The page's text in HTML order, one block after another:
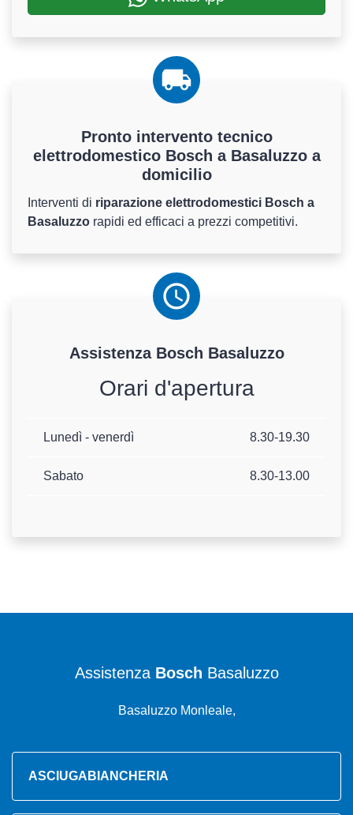
Pronto intervento tecnico
elettrodomestico Bosch a Basaluzzo a
domicilio
Interventi di riparazione elettrodomestici Bosch a
Basaluzzo rapidi ed efficaci a prezzi competitivi.
Assistenza Bosch Basaluzzo
Orari d'apertura
Lunedì - venerdì 8.30-19.30
Sabato 8.30-13.00
Assistenza Bosch Basaluzzo
Basaluzzo Monleale,
ASCIUGABIANCHERIA